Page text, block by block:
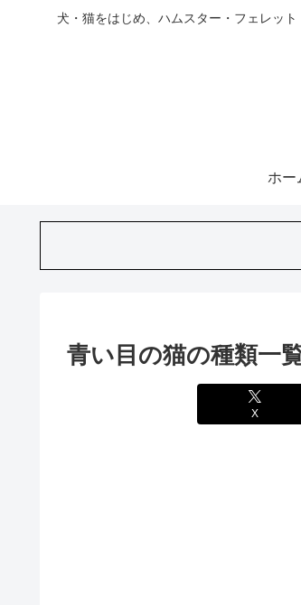
犬・猫をはじめ、ハムスター・フェレッ
ホー
青い目の猫の種類一
X